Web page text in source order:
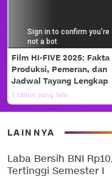
Film HI-FIVE 2025: Fakta
Produksi, Pemeran, dan
Jadwal Tayang Lengkap
1 tahun yang lalu
LAINNYA
Laba Bersih BNI
Tertinggi Semester I